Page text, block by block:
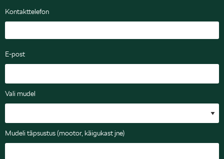
Kontakttelefon
E-post
Vali mudel
Mudeli täpsustus (mootor, käigukast jne)